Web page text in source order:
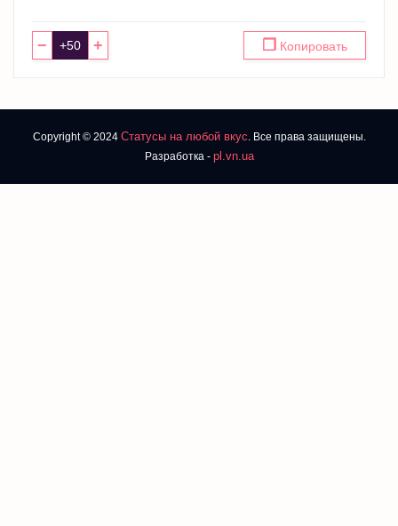
− + ❐ Копировать
Copyright © 2024 Статусы на любой вкус. Все права защищены.
Разработка - pl.vn.ua